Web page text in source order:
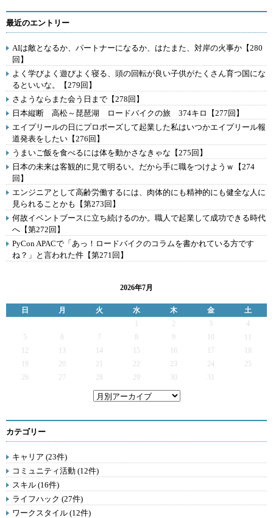
最近のエントリー
AIは敵となるか、パートナーになるか、はたまた、対岸の火事か【280
回】
よく学びよく遊びよく寝る、頭の回転が良い子供がたくさん育つ国にな
るといいな。【279回】
さようならまた会う日まで【278回】
日本縦断 高松～琵琶湖 ロードバイクの旅 374キロ【277回】
エイプリールの日にプロポーズして起業した私はいつかエイプリール報
道発表をしたい【276回】
うまいご飯を食べるには体を動かさなきゃな【275回】
日本の未来は客観的に見て明るい。だから手に職をつけようｗ【274
回】
エンジニアとして高齢労働するには、肉体的にも精神的にも健全な人に
見られることかも【第273回】
何故イベントブースに立ち続けるのか。職人で起業して成功できる時代
へ【第272回】
PyCon APACで「あっ！ロードバイクのコラムを書かれている方です
ね？」と言われた件【第271回】
2026年7月
日 月 火 水 木 金
土
2 3
4
5
6 7 9
12
13 14 15 16 17
19
20 21 22 23 24
25
26
27 28 29 30 31
カテゴリー
キャリア (23件)
コミュニティ活動 (12件)
スキル (16件)
ライフハック (27件)
ワークスタイル (12件)